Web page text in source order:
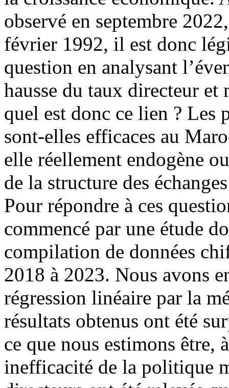
observé en septembre
février 1992, il est donc
question en analysant
hausse du taux directeur
quel est donc ce lien ? Les
sont-elles efficaces au
elle réellement endogène
de la structure des
Pour répondre à ces
commencé par une étude
compilation de données
2018 à 2023. Nous avons
régression linéaire par la
résultats obtenus ont été
ce que nous estimons être,
inefficacité de la politique